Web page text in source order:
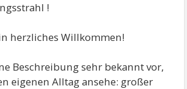
!
herzliches Willkommen!
Beschreibung sehr bekannt vor,
eigenen Alltag ansehe: großer